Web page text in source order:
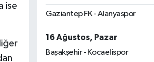
ise
Gaziantep FK - Alanyaspor
16 Ağustos, Pazar
Başakşehir - Kocaelispor